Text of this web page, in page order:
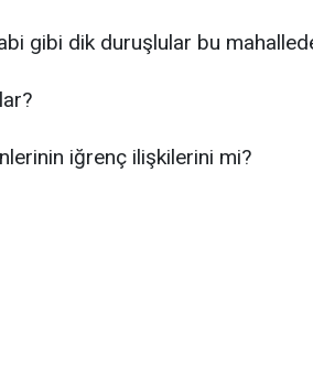
gibi dik duruşlular bu
iğrenç ilişkilerini mi?